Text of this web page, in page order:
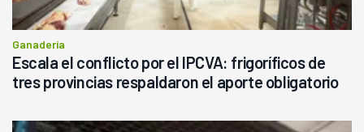
Ganadería
Escala el conflicto por el IPCVA: frigoríficos de
tres provincias respaldaron el aporte obligatorio